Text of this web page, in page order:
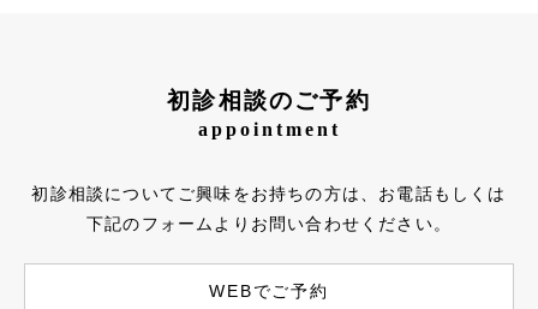
初診相談のご予約
appointment
初診相談についてご興味をお持ちの方は、お電話もしくは
下記のフォームよりお問い合わせください。
WEBでご予約